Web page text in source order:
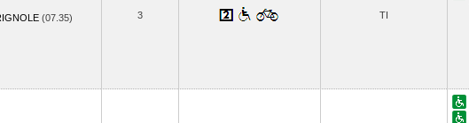
(07.35) 3 TI